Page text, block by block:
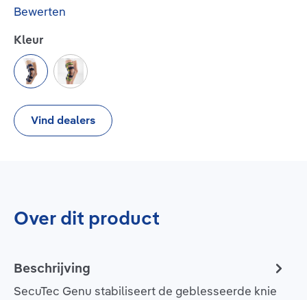
Gemiddelde waardering van 0 van 5 sterren
Bewerten
Selecteer
Kleur
blue green
Vind dealers
Over dit product
Beschrijving
SecuTec Genu stabiliseert de geblesseerde knie